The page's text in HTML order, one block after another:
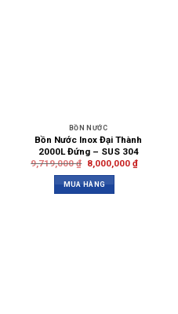
BỒN NƯỚC
Bồn Nước Inox Đại Thành
2000L Đứng – SUS 304
9,719,000₫ 8,000,000 ₫
MUA HÀNG